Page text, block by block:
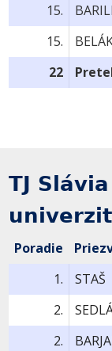
15.
15.
22
TJ
Poradie
1.
STAŠ
2.
2.